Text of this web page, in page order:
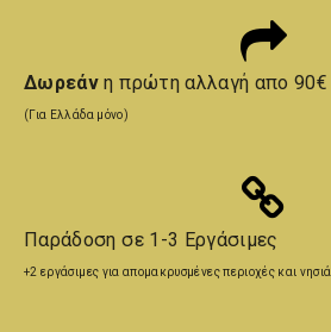
Δωρεάνη πρώτη αλλαγή απο 90€
(Για Ελλάδα μόνο)
Παράδοση σε 1-3 Εργάσιμες
+2 εργάσιμες για απομακρυσμένες περιοχές και νησιά